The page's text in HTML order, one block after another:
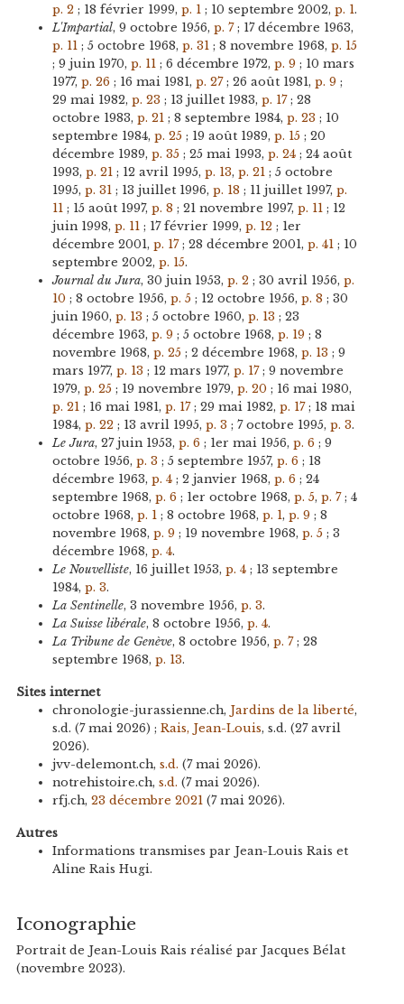
p. 2 ; 18 février 1999, p. 1; 10 septembre 2002, p. 1.
L'Impartial, 9 octobre 1956, p. 7; 17 décembre 1963,
p. 11; 5 octobre 1968, p. 31; 8 novembre 1968, p. 15
; 9 juin 1970, p. 11; 6 décembre 1972, p. 9; 10 mars
1977, p. 26; 16 mai 1981, p. 27; 26 août 1981, p. 9;
29 mai 1982, p. 23 ; 13 juillet 1983, p. 17; 28
octobre 1983, p. 21; 8 septembre 1984, p. 23 ; 10
septembre 1984, p. 25; 19 août 1989, p. 15; 20
décembre 1989, p. 35; 25 mai 1993, p. 24; 24 août
1993, p. 21; 12 avril 1995, p. 13, p. 21; 5 octobre
1995, p. 31; 13 juillet 1996, p. 18 ; 11 juillet 1997, p.
11; 15 août 1997, p. 8 ; 21 novembre 1997, p. 11; 12
juin 1998, p. 11; 17 février 1999, p. 12 ; 1er
décembre 2001, p. 17; 28 décembre 2001, p. 41; 10
septembre 2002, p. 15.
Journal du Jura, 30 juin 1953, p. 2 ; 30 avril 1956, p.
10 ; 8 octobre 1956, p. 5; 12 octobre 1956, p. 8 ; 30
juin 1960, p. 13 ; 5 octobre 1960, p. 13 ; 23
décembre 1963, p. 9; 5 octobre 1968, p. 19; 8
novembre 1968, p. 25; 2 décembre 1968, p. 13 ; 9
mars 1977, p. 13 ; 12 mars 1977, p. 17; 9 novembre
1979, p. 25; 19 novembre 1979, p. 20 ; 16 mai 1980,
p. 21; 16 mai 1981, p. 17; 29 mai 1982, p. 17; 18 mai
1984, p. 22 ; 13 avril 1995, p. 3 ; 7 octobre 1995, p. 3.
Le Jura, 27 juin 1953, p. 6; 1er mai 1956, p. 6; 9
octobre 1956, p. 3 ; 5 septembre 1957, p. 6; 18
décembre 1963, p. 4; 2 janvier 1968, p. 6; 24
septembre 1968, p. 6; 1er octobre 1968, p. 5, p. 7; 4
octobre 1968, p. 1; 8 octobre 1968, p. 1, p. 9; 8
novembre 1968, p. 9; 19 novembre 1968, p. 5; 3
décembre 1968, p. 4.
Le Nouvelliste, 16 juillet 1953, p. 4; 13 septembre
1984, p. 3.
La Sentinelle, 3 novembre 1956, p. 3.
La Suisse libérale, 8 octobre 1956, p. 4.
La Tribune de Genève, 8 octobre 1956, p. 7; 28
septembre 1968, p. 13.
Sites internet
chronologie-jurassienne.ch, Jardins de la liberté,
s.d. (7 mai 2026) ; Rais, Jean-Louis, s.d. (27 avril
2026).
jvv-delemont.ch, s.d. (7 mai 2026).
notrehistoire.ch, s.d. (7 mai 2026).
rfj.ch, 23 décembre 2021(7 mai 2026).
Autres
Informations transmises par Jean-Louis Rais et
Aline Rais Hugi.
Iconographie
Portrait de Jean-Louis Rais réalisé par Jacques Bélat
(novembre 2023).